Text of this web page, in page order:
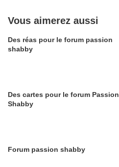
Vous aimerez aussi
Des réas pour le forum passion
shabby
Des cartes pour le forum Passion
Shabby
Forum passion shabby